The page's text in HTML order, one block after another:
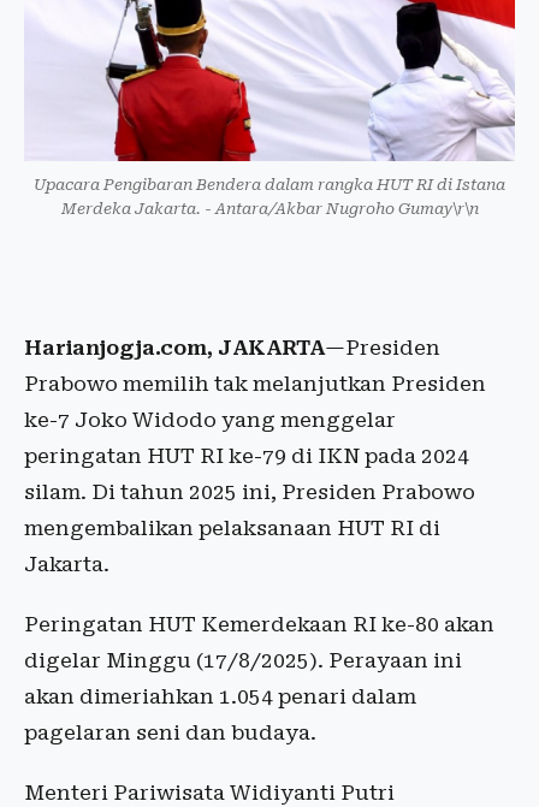
Upacara Pengibaran Bendera dalam rangka HUT RI di Istana
Merdeka Jakarta. - Antara/Akbar Nugroho Gumay\r\n
Harianjogja.com, JAKARTA—Presiden
Prabowo memilih tak melanjutkan Presiden
ke-7 Joko Widodo yang menggelar
peringatan HUT RI ke-79 di IKN pada 2024
silam. Di tahun 2025 ini, Presiden Prabowo
mengembalikan pelaksanaan HUT RI di
Jakarta.
Peringatan HUT Kemerdekaan RI ke-80 akan
digelar Minggu (17/8/2025). Perayaan ini
akan dimeriahkan 1.054 penari dalam
pagelaran seni dan budaya.
Menteri Pariwisata Widiyanti Putri